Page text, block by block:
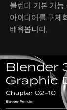
블렌더 기본 기능
아이디어를 구체
배워봅니다.